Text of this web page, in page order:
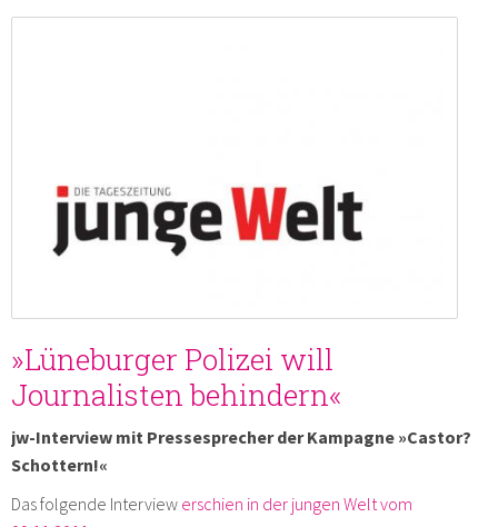
»Lüneburger Polizei will
Journalisten behindern«
jw-Interview mit Pressesprecher der Kampagne »Castor?
Schottern!«
Das folgende Interview erschien in der jungen Welt vom